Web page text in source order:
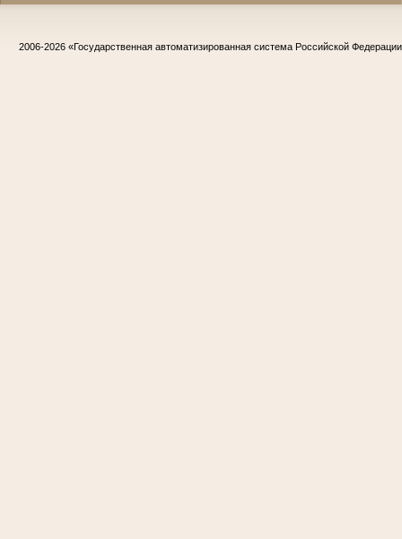
2006-2026 «Государственная автоматизированная система Российской